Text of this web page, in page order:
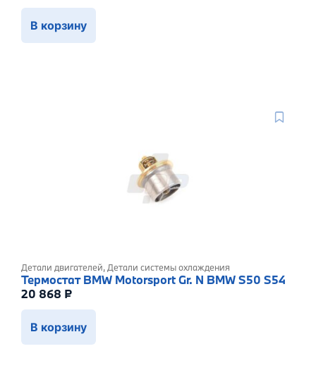
В корзину
Детали двигателей,Детали системы охлаждения
Термостат BMW Motorsport Gr. N BMW S50 S54
20 868 ₽
В корзину